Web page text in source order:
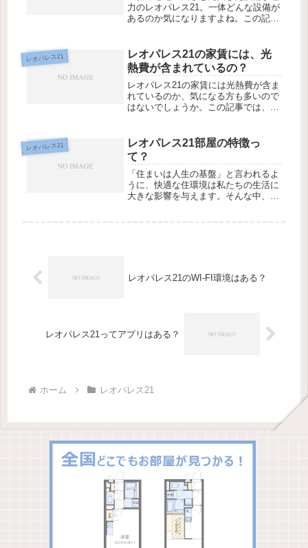
力のレオパレス21。一体どんな設備が
あるのか気になりますよね。この記事
お読みください！」【セキュリティ設
備】レオパレス21は、住民の安全...
レオパレス21
レオパレス21の家賃には、光
熱費が含まれているの？
レオパレス21の家賃には光熱費が含ま
れているのか、気になる方も多いので
はないでしょうか。この記事では、レ
など、気になるポイントを解明してい
きましょう。【レオパレス21の家...
レオパレス21
レオパレス21部屋の特徴っ
て？
「住まいは人生の基盤」と言われるよ
うに、快適な住環境は私たちの生活に
大きな影響を与えます。そんな中、多
レオパレス21のWI-FI環境はある？
レオパレス21ってアプリはある？
ホーム レオパレス21